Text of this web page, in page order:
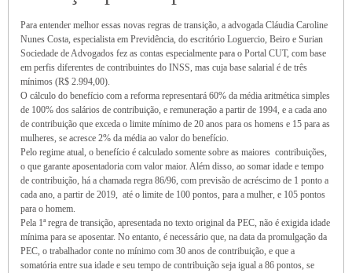
Para entender melhor essas novas regras de transição, a advogada Cláudia Caroline
Nunes Costa, especialista em Previdência, do escritório Loguercio, Beiro e Surian
Sociedade de Advogados fez as contas especialmente para o Portal CUT, com base
em perfis diferentes de contribuintes do INSS, mas cuja base salarial é de três
mínimos (R$ 2.994,00).
O cálculo do benefício com a reforma representará 60% da média aritmética simples
de 100% dos salários de contribuição, e remuneração a partir de 1994, e a cada ano
de contribuição que exceda o limite mínimo de 20 anos para os homens e 15 para as
mulheres, se acresce 2% da média ao valor do benefício.
Pelo regime atual, o benefício é calculado somente sobre as maiores contribuições,
o que garante aposentadoria com valor maior. Além disso, ao somar idade e tempo
de contribuição, há a chamada regra 86/96, com previsão de acréscimo de 1 ponto a
cada ano, a partir de 2019, até o limite de 100 pontos, para a mulher, e 105 pontos
para o homem.
Pela 1ª regra de transição, apresentada no texto original da PEC, não é exigida idade
mínima para se aposentar. No entanto, é necessário que, na data da promulgação da
PEC, o trabalhador conte no mínimo com 30 anos de contribuição, e que a
somatória entre sua idade e seu tempo de contribuição seja igual a 86 pontos, se